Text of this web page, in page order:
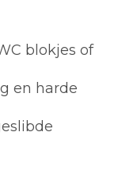
blokjes of
en harde